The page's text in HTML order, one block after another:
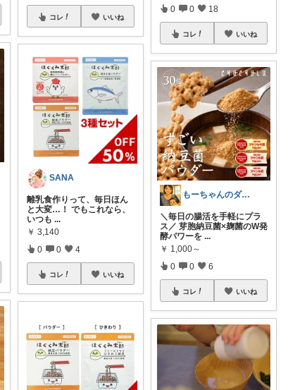
コレ いいね
SANA
離乳食作りって、毎日ほん
と大変…！ でもこれなら、
いつも ...
￥ 3,140
0 0 4
コレ いいね
0 0 18
コレ いいね
もーちゃんのダイエットROOM
＼毎日の腸活を手軽にプラ
ス／ 芽胞納豆菌×麹菌のW発
酵パワーを ...
￥ 1,000～
0 0 6
コレ いいね